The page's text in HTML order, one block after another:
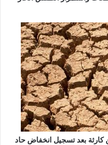
بعد تسجيل انخفاض حاد